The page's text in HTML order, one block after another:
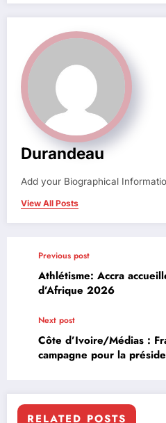
Durandeau
Add your Biographical
View All Posts
Previous post
Athlétisme: Accra
d’Afrique 2026
Next post
Côte d’Ivoire/Médias :
campagne pour la
RELATED POSTS